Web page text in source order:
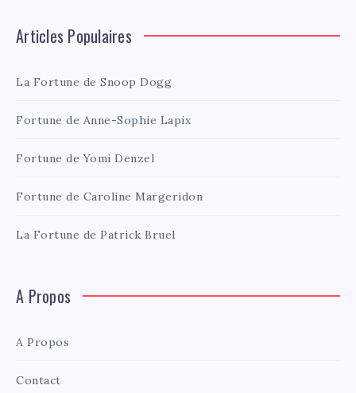
Articles Populaires
La Fortune de Snoop Dogg
Fortune de Anne-Sophie Lapix
Fortune de Yomi Denzel
Fortune de Caroline Margeridon
La Fortune de Patrick Bruel
A Propos
A Propos
Contact